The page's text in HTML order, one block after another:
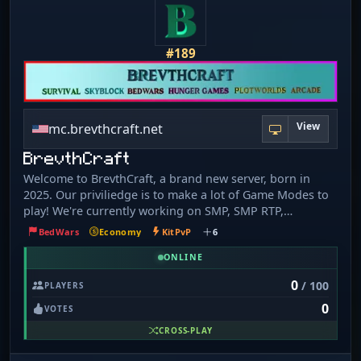
#189
mc.brevthcraft.net View
BrevthCraft
Welcome to BrevthCraft, a brand new server, born in
2025. Our priviliedge is to make a lot of Game Modes to
play! We're currently working on SMP, SMP RTP,
Plotworlds, Hunger Games, Skywars, Skyblock, Arcade
and Bedwars! Much more modes incoming...
BedWars Economy KitPvP 6
ONLINE
PLAYERS 0/ 100
VOTES 0
CROSS-PLAY